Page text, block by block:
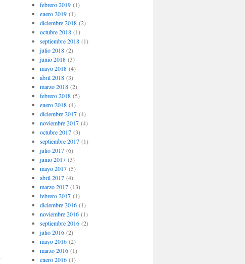
febrero 2019(1)
enero 2019(1)
diciembre 2018(2)
octubre 2018(1)
septiembre 2018(1)
julio 2018(2)
junio 2018(3)
mayo 2018(4)
abril 2018(3)
marzo 2018(2)
febrero 2018(5)
enero 2018(4)
diciembre 2017(4)
noviembre 2017(4)
octubre 2017(3)
septiembre 2017(1)
julio 2017(6)
junio 2017(3)
mayo 2017(5)
abril 2017(4)
marzo 2017(13)
febrero 2017(1)
diciembre 2016(1)
noviembre 2016(1)
septiembre 2016(2)
julio 2016(2)
mayo 2016(2)
marzo 2016(1)
enero 2016(1)